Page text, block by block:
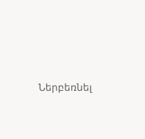
Ներբեռնել